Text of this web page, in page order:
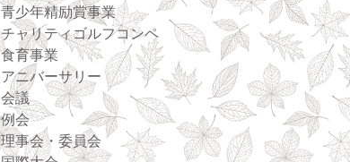
青少年精励賞事業
チャリティゴルフコンペ
食育事業
アニバーサリー
会議
例会
理事会・委員会